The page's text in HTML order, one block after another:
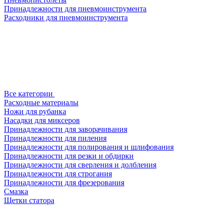
Принадлежности для пневмоинструмента
Расходники для пневмоинструмента
Все категории
Расходные материалы
Ножи для рубанка
Насадки для миксеров
Принадлежности для заворачивания
Принадлежности для пиления
Принадлежности для полирования и шлифования
Принадлежности для резки и обдирки
Принадлежности для сверления и долбления
Принадлежности для строгания
Принадлежности для фрезерования
Смазка
Щетки статора